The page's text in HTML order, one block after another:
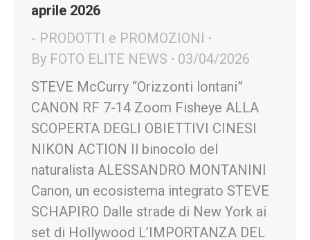
aprile 2026
- PRODOTTI e PROMOZIONI
By FOTO ELITE NEWS
03/04/2026
STEVE McCurry “Orizzonti lontani”
CANON RF 7-14 Zoom Fisheye ALLA
SCOPERTA DEGLI OBIETTIVI CINESI
NIKON ACTION Il binocolo del
naturalista ALESSANDRO MONTANINI
Canon, un ecosistema integrato STEVE
SCHAPIRO Dalle strade di New York ai
set di Hollywood L’IMPORTANZA DEL